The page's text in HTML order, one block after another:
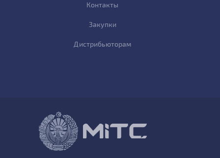
Контакты
Закупки
Дистрибьюторам